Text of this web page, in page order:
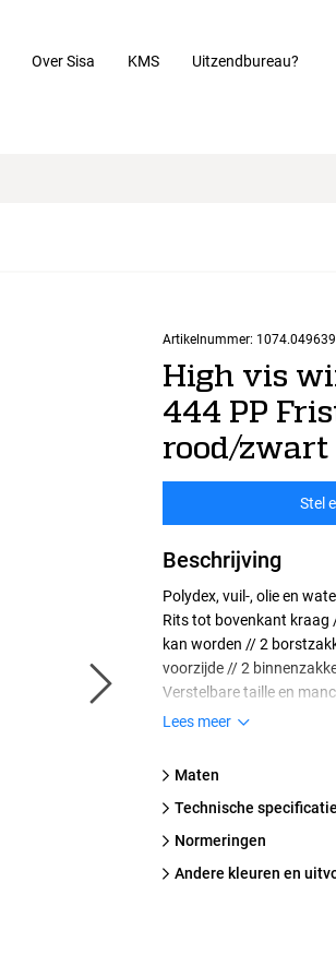
Over Sisa KMS Uitzendbureau?
Artikelnummer: 1074.049639
High vis
444 PP
rood/zwart
Stel
Beschrijving
Polydex, vuil-, olie en
Rits tot bovenkant kraag
kan worden // 2
voorzijde // 2
Verstelbare taille en
mouwen // Verlengd
valbescherming kan op
Lees meer
Maten
technische
normeringen
Andere kleuren en